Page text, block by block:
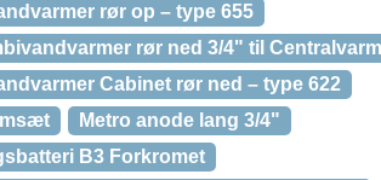
rør op – type 655
rør ned 3/4" til
Cabinet rør ned – type 622
Metro anode lang 3/4"
B3 Forkromet